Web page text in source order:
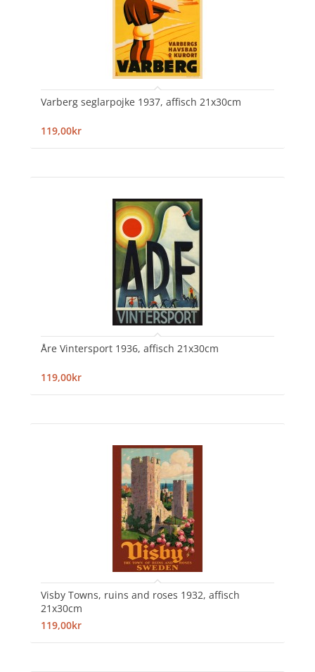
Varberg seglarpojke 1937, affisch 21x30cm
119,00kr
Åre Vintersport 1936, affisch 21x30cm
119,00kr
Visby Towns, ruins and roses 1932, affisch
21x30cm
119,00kr